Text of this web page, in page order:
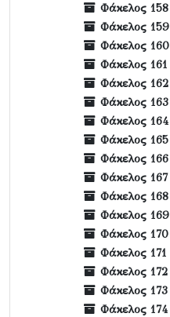
Φάκελος 158
Φάκελος 159
Φάκελος 160
Φάκελος 161
Φάκελος 162
Φάκελος 163
Φάκελος 164
Φάκελος 165
Φάκελος 166
Φάκελος 167
Φάκελος 168
Φάκελος 169
Φάκελος 170
Φάκελος 171
Φάκελος 172
Φάκελος 173
Φάκελος 174